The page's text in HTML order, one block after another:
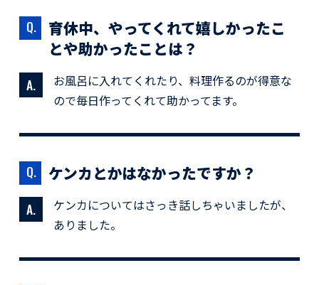
育休中、やってくれて嬉しかったこ
とや助かったことは？
お風呂に入れてくれたり、料理作るのが得意な
ので毎日作ってくれて助かってます。
ケンカとかはなかったですか？
ケンカについてはさっき話しちゃいましたが、
ありました。